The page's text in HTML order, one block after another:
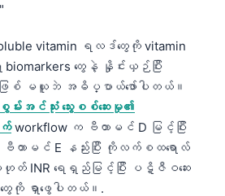
vitamin ရလဒ်တွေကို vitamin
တွေနဲ့ နှိုင်းယှဉ်ပြီး
ဖြစ် မယူဘဲ အဓိပ္ပာယ်ဖော်ပါတယ်။
မ်းအင်သုံး သွေးစစ်ဆေးမှု၏
workflow က ဗီတာမင် D မြင့်ပြီး
မင် E နည်းပြီး ကိုလက်စထရောလ်
INR ရေရှည်မြင့်ပြီး ပဋိဇီဝဆေး
ေကို ရှာဖွေပါတယ်။.